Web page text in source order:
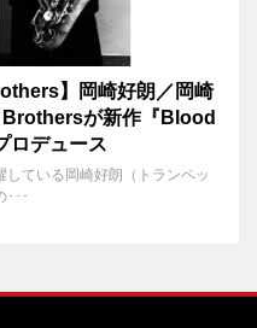
】岡崎好朗／岡崎
Brothersが新作『Blood
ロデュース
している岡崎好朗（トランペッ
･･･